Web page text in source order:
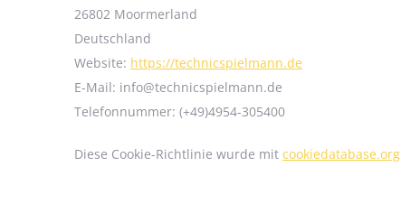
26802 Moormerland
Deutschland
Website: https://technicspielmann.de
E-Mail: info@technicspielmann.de
Telefonnummer: (+49)4954-305400
Diese Cookie-Richtlinie wurde mit cookiedatabase.org